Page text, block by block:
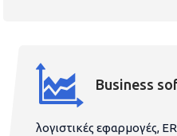
Business
λογιστικές εφαρμογές,